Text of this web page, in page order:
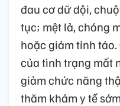
đau cơ dữ dội,
tục; mệt lả, chóng
hoặc giảm tỉnh
của tình trạng mất
giảm chức năng
thăm khám y tế